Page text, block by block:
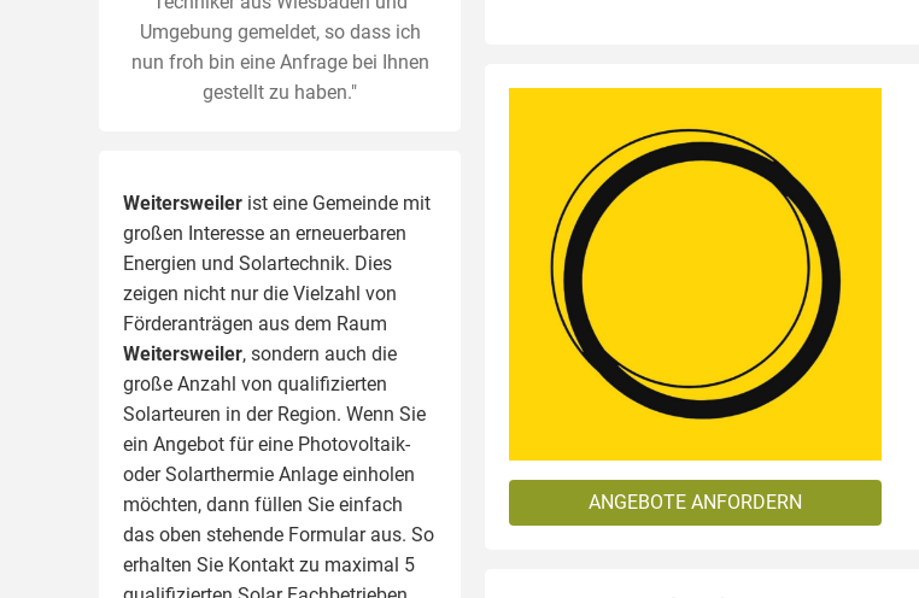
Umgebung gemeldet, so dass ich
nun froh bin eine Anfrage bei Ihnen
gestellt zu haben."
Weitersweiler ist eine Gemeinde mit
großen Interesse an erneuerbaren
Energien und Solartechnik. Dies
zeigen nicht nur die Vielzahl von
Förderanträgen aus dem Raum
Weitersweiler, sondern auch die
große Anzahl von qualifizierten
Solarteuren in der Region. Wenn Sie
ein Angebot für eine Photovoltaik-
oder Solarthermie Anlage einholen
möchten, dann füllen Sie einfach
das oben stehende Formular aus. So
erhalten Sie Kontakt zu maximal 5
ANGEBOTE ANFORDERN